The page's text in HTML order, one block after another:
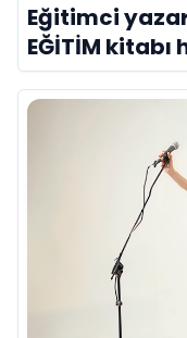
Eğitimci
EĞİTİM
devam ediyor